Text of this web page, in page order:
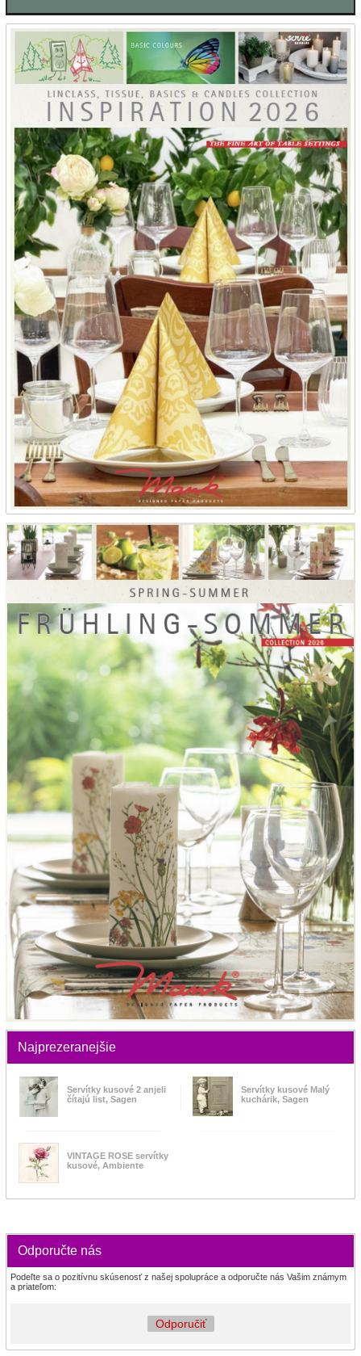
Najprezeranejšie
Servítky kusové 2 anjeli
čítajú list, Sagen
Servítky kusové Malý
kuchárik, Sagen
VINTAGE ROSE servítky
kusové, Ambiente
Odporučte nás
Podeľte sa o pozitívnu skúsenosť z našej spolupráce a odporučte nás Vašim známym
a priateľom:
Odporučiť